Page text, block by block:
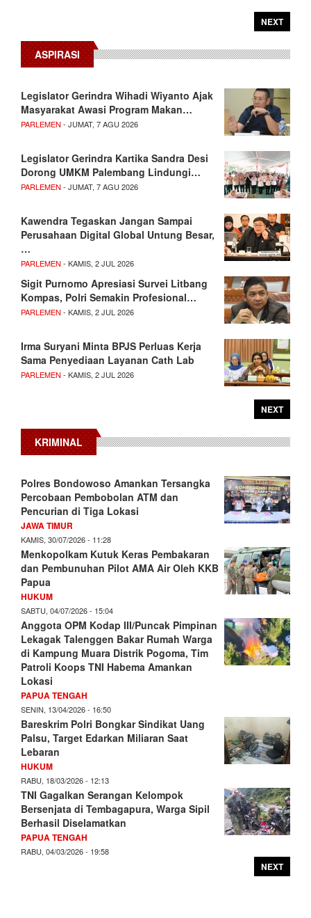
NEXT
ASPIRASI
Legislator Gerindra Wihadi Wiyanto Ajak
Masyarakat Awasi Program Makan…
PARLEMEN - JUMAT, 7 AGU 2026
Legislator Gerindra Kartika Sandra Desi
Dorong UMKM Palembang Lindungi…
PARLEMEN - JUMAT, 7 AGU 2026
Kawendra Tegaskan Jangan Sampai
Perusahaan Digital Global Untung Besar,
…
PARLEMEN - KAMIS, 2 JUL 2026
Sigit Purnomo Apresiasi Survei Litbang
Kompas, Polri Semakin Profesional…
PARLEMEN - KAMIS, 2 JUL 2026
Irma Suryani Minta BPJS Perluas Kerja
Sama Penyediaan Layanan Cath Lab
PARLEMEN - KAMIS, 2 JUL 2026
NEXT
KRIMINAL
Polres Bondowoso Amankan Tersangka
Percobaan Pembobolan ATM dan
Pencurian di Tiga Lokasi
JAWA TIMUR
KAMIS, 30/07/2026 - 11:28
Menkopolkam Kutuk Keras Pembakaran
dan Pembunuhan Pilot AMA Air Oleh KKB
Papua
HUKUM
SABTU, 04/07/2026 - 15:04
Anggota OPM Kodap III/Puncak Pimpinan
Lekagak Talenggen Bakar Rumah Warga
di Kampung Muara Distrik Pogoma, Tim
Patroli Koops TNI Habema Amankan
Lokasi
PAPUA TENGAH
SENIN, 13/04/2026 - 16:50
Bareskrim Polri Bongkar Sindikat Uang
Palsu, Target Edarkan Miliaran Saat
Lebaran
HUKUM
RABU, 18/03/2026 - 12:13
TNI Gagalkan Serangan Kelompok
Bersenjata di Tembagapura, Warga Sipil
Berhasil Diselamatkan
PAPUA TENGAH
RABU, 04/03/2026 - 19:58
NEXT